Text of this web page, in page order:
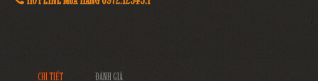
CHI TIẾT ĐÁNH GIÁ